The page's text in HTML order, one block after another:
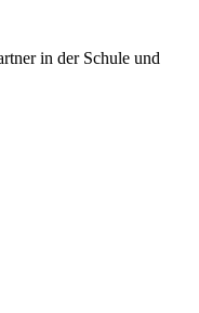
in der Schule und